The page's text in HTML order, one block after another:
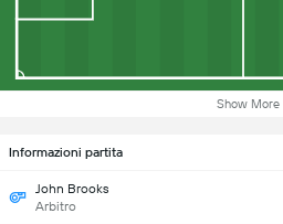
Show More
Informazioni partita
John Brooks
Arbitro